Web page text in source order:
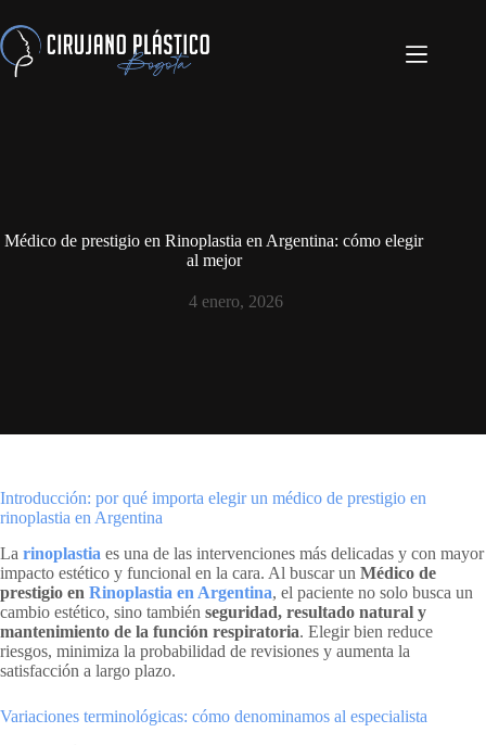
Médico de prestigio en Rinoplastia en Argentina: cómo elegir
al mejor
4 enero, 2026
Introducción: por qué importa elegir un médico de prestigio en
rinoplastia en Argentina
La rinoplastia es una de las intervenciones más delicadas y con mayor
impacto estético y funcional en la cara. Al buscar un Médico de
prestigio en Rinoplastia en Argentina, el paciente no solo busca un
cambio estético, sino también seguridad, resultado natural y
mantenimiento de la función respiratoria. Elegir bien reduce
riesgos, minimiza la probabilidad de revisiones y aumenta la
satisfacción a largo plazo.
Variaciones terminológicas: cómo denominamos al especialista